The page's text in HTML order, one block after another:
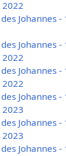
2022
Johannes
Johannes
2022
Johannes
2022
Johannes
2023
Johannes
2023
Johannes